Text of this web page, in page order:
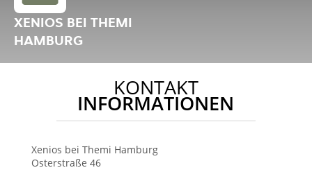
XENIOS BEI THEMI
HAMBURG
KONTAKT
INFORMATIONEN
Xenios bei Themi Hamburg
Osterstraße 46